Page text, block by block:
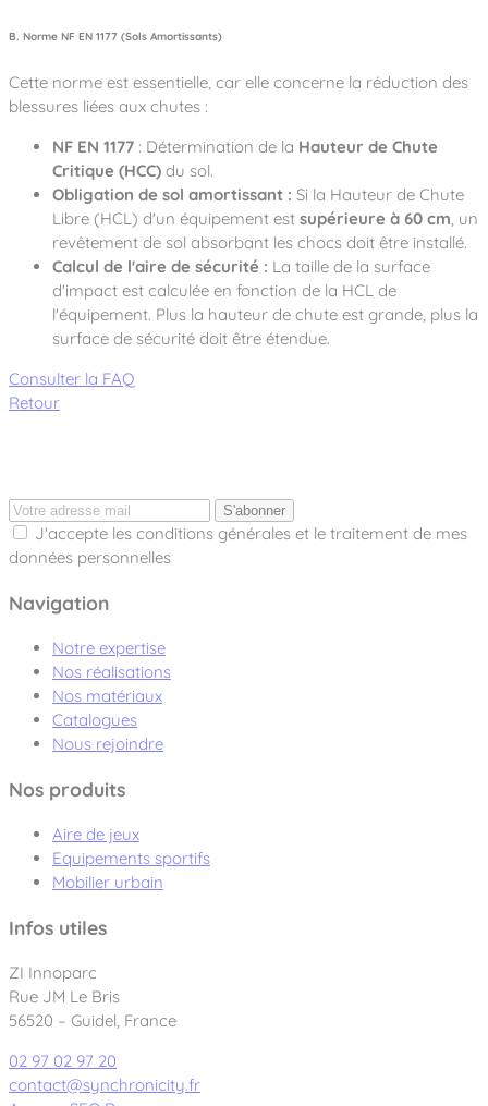
B. Norme NF EN 1177 (Sols Amortissants)
Cette norme est essentielle, car elle concerne la réduction des
blessures liées aux chutes :
NF EN 1177 : Détermination de la Hauteur de Chute
Critique (HCC) du sol.
Obligation de sol amortissant : Si la Hauteur de Chute
Libre (HCL) d'un équipement est supérieure à 60 cm , un
revêtement de sol absorbant les chocs doit être installé.
Calcul de l'aire de sécurité : La taille de la surface
d'impact est calculée en fonction de la HCL de
l'équipement. Plus la hauteur de chute est grande, plus la
surface de sécurité doit être étendue.
Consulter la FAQ
Retour
S'abonner
J'accepte les conditions générales et le traitement de mes
données personnelles
Navigation
Notre expertise
Nos réalisations
Nos matériaux
Catalogues
Nous rejoindre
Nos produits
Aire de jeux
Equipements sportifs
Mobilier urbain
Infos utiles
ZI Innoparc
Rue JM Le Bris
56520 – Guidel, France
02 97 02 97 20
contact@synchronicity.fr